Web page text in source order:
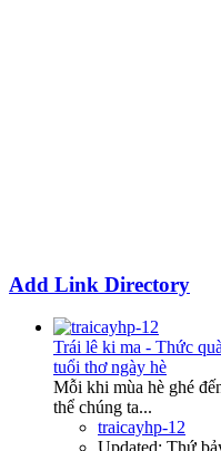
Add Link Directory
Trái lê ki ma - Thức
tuổi thơ ngày hè
Mỗi khi mùa hè ghé
thể chúng ta...
traicayhp-12